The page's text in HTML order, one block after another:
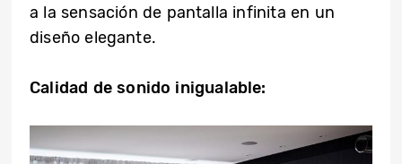
a la sensación de pantalla infinita en un
diseño elegante.
Calidad de sonido inigualable: